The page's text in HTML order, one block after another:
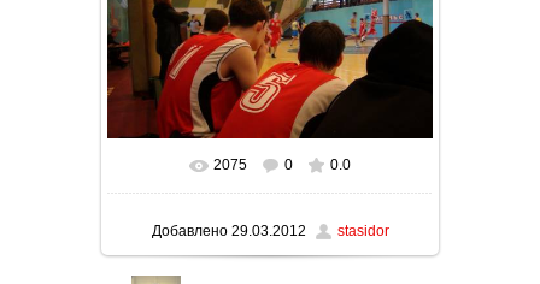
В реальном размере 1600x900
2075 0 0.0
Добавлено29.03.2012 stasidor